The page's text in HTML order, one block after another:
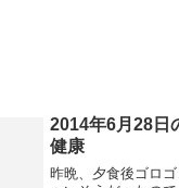
2014年6月28日
健康
昨晩、夕食後ゴロ